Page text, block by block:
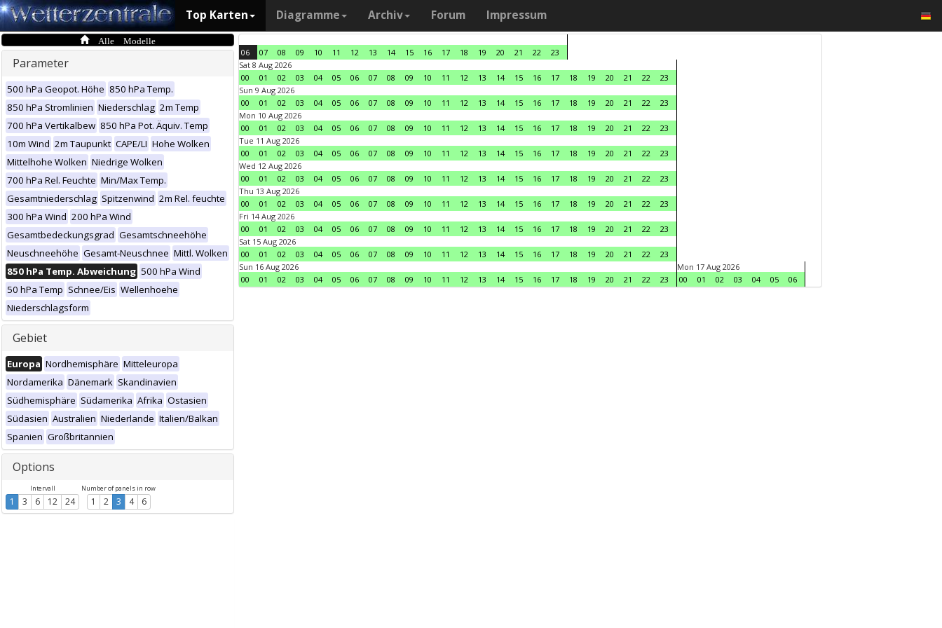
Top Karten Diagramme Archiv Forum Impressum
Alle Modelle
Parameter
500 hPa Geopot. Höhe 850 hPa Temp.
850 hPa Stromlinien Niederschlag 2m Temp
700 hPa Vertikalbew 850 hPa Pot. Äquiv. Temp
10m Wind 2m Taupunkt CAPE/LI Hohe Wolken
Mittelhohe Wolken Niedrige Wolken
700 hPa Rel. Feuchte Min/Max Temp.
Gesamtniederschlag Spitzenwind 2m Rel. feuchte
300 hPa Wind 200 hPa Wind
Gesamtbedeckungsgrad Gesamtschneehöhe
Neuschneehöhe Gesamt-Neuschnee Mittl. Wolken
850 hPa Temp. Abweichung 500 hPa Wind
50 hPa Temp Schnee/Eis Wellenhoehe
Niederschlagsform
Gebiet
Europa Nordhemisphäre Mitteleuropa
Nordamerika Dänemark Skandinavien
Südhemisphäre Südamerika Afrika Ostasien
Südasien Australien Niederlande Italien/Balkan
Spanien Großbritannien
Options
Intervall
1 3 6 12 24
Number of panels in row
1 2 3 4 6
06 07 08 09 10 11 12 13 14 15 16 17 18 19 20 21 22
23
Sat 8 Aug 2026
00
01 02 03 04 05 06 07 08 09 10 11 12 13 14 15 16 17 18 19 20 21 22
23
Sun 9 Aug 2026
00
01 02 03 04 05 06 07 08 09 10 11 12 13 14 15 16 17 18 19 20 21 22
23
Mon 10 Aug 2026
00
01 02 03 04 05 06 07 08 09 10 11 12 13 14 15 16 17 18 19 20 21 22
23
Tue 11 Aug 2026
00
01 02 03 04 05 06 07 08 09 10 11 12 13 14 15 16 17 18 19 20 21 22
23
Wed 12 Aug 2026
00
01 02 03 04 05 06 07 08 09 10 11 12 13 14 15 16 17 18 19 20 21 22
23
Thu 13 Aug 2026
00
01 02 03 04 05 06 07 08 09 10 11 12 13 14 15 16 17 18 19 20 21 22
23
Fri 14 Aug 2026
00
01 02 03 04 05 06 07 08 09 10 11 12 13 14 15 16 17 18 19 20 21 22
23
Sat 15 Aug 2026
00
01 02 03 04 05 06 07 08 09 10 11 12 13 14 15 16 17 18 19 20 21 22
23
Sun 16 Aug 2026
00
01 02 03 04 05 06 07 08 09 10 11 12 13 14 15 16 17 18 19 20 21 22 23
Mon 17 Aug 2026
00
01 02 03 04 05 06